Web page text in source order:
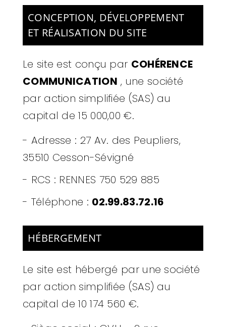
CONCEPTION, DÉVELOPPEMENT
ET RÉALISATION DU SITE
Le site est conçu par COHÉRENCE
COMMUNICATION , une société
par action simplifiée (SAS) au
capital de 15 000,00 €.
- Adresse : 27 Av. des Peupliers,
35510 Cesson-Sévigné
- RCS : RENNES 750 529 885
- Téléphone : 02.99.83.72.16
HÉBERGEMENT
Le site est hébergé par une société
par action simplifiée (SAS) au
capital de 10 174 560 €.